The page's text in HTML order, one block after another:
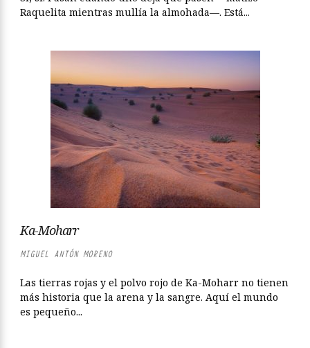
Raquelita mientras mullía la almohada—. Está...
Ka-Moharr
MIGUEL ANTÓN MORENO
Las tierras rojas y el polvo rojo de Ka-Moharr no tienen
más historia que la arena y la sangre. Aquí el mundo
es pequeño...